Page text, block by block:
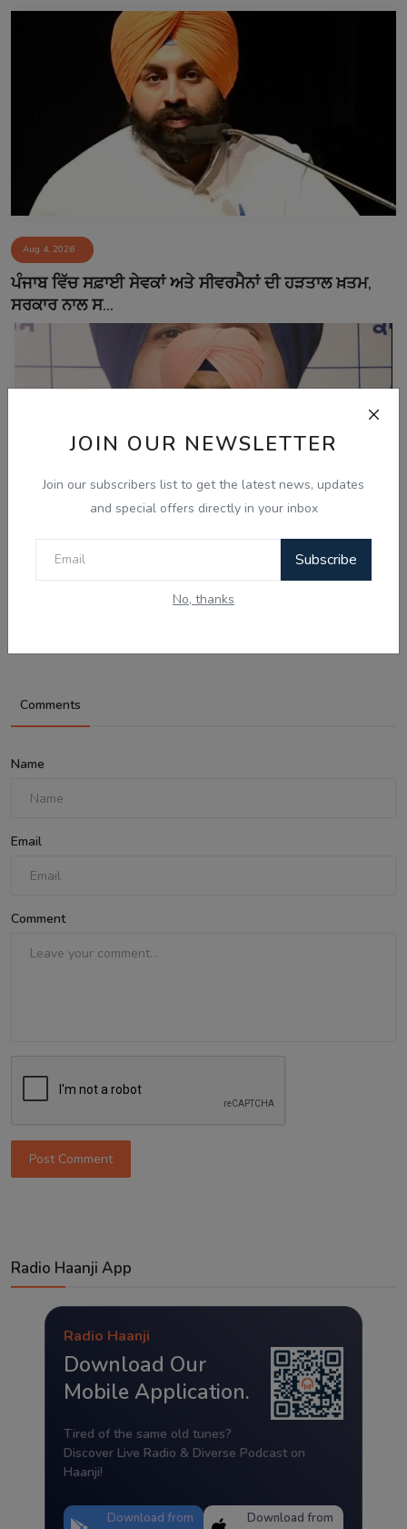
JOIN OUR NEWSLETTER
Join our subscribers list to get the latest news, updates
and special offers directly in your inbox
Subscribe
No, thanks
Aug 4, 2026
ਪੰਜਾਬ ਵਿੱਚ ਸਫ਼ਾਈ ਸੇਵਕਾਂ ਅਤੇ ਸੀਵਰਮੈਨਾਂ ਦੀ ਹੜਤਾਲ ਖ਼ਤਮ,
ਸਰਕਾਰ ਨਾਲ ਸ...
Aug 4, 2026
‘ਕਾਂਗਰਸ ਨੇ ਮੈਨੂੰ ਬਹੁਤ ਕੁਝ ਦਿੱਤਾ, ਹੁਣ ਮੈਂ ਅਸਤੀਫ਼ਾ ਦੇ ਸਕਦਾ ਹਾਂ’:
Comments
Name
Email
Comment
Post Comment
Radio Haanji App
Radio Haanji
Download Our
Mobile Application.
Tired of the same old tunes?
Discover Live Radio & Diverse Podcast on
Haanji!
Download from Download from